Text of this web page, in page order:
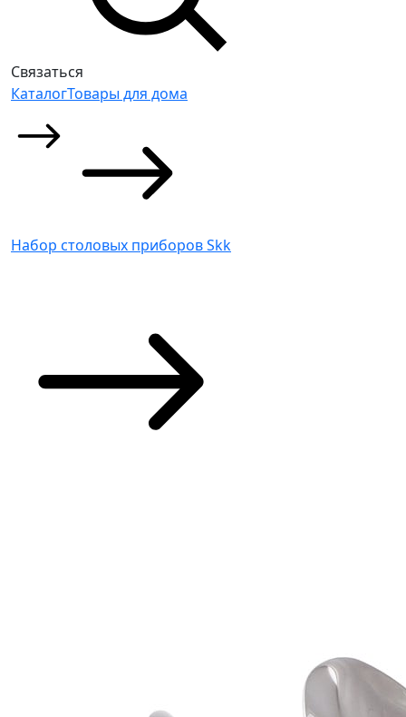
Связаться
КаталогТовары для дома
Набор столовых приборов Skk